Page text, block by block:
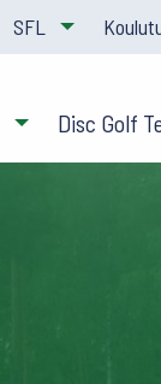
SFL
Disc Golf